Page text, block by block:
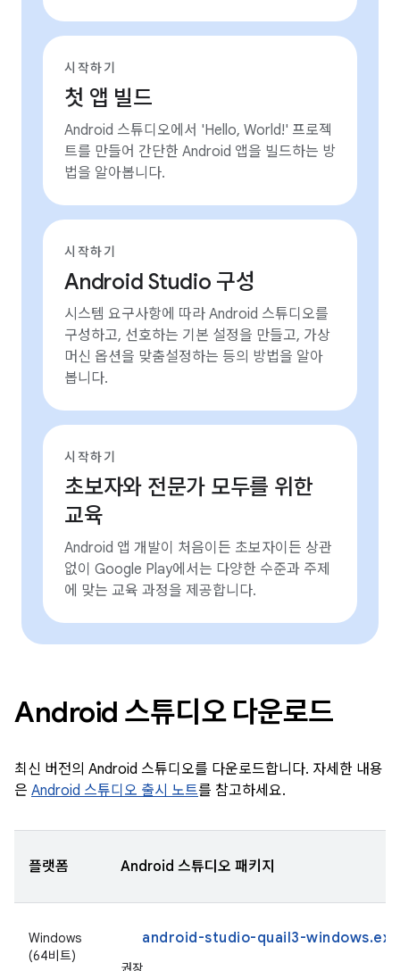
시작하기
첫 앱 빌드
Android 스튜디오에서 'Hello, World!' 프로젝
트를 만들어 간단한 Android 앱을 빌드하는 방
법을 알아봅니다.
시작하기
Android Studio 구성
시스템 요구사항에 따라 Android 스튜디오를
구성하고, 선호하는 기본 설정을 만들고, 가상
머신 옵션을 맞춤설정하는 등의 방법을 알아
봅니다.
시작하기
초보자와 전문가 모두를 위한
교육
Android 앱 개발이 처음이든 초보자이든 상관
없이 Google Play에서는 다양한 수준과 주제
에 맞는 교육 과정을 제공합니다.
Android 스튜디오 다운로드
최신 버전의 Android 스튜디오를 다운로드합니다. 자세한 내용
은 Android 스튜디오 출시 노트를 참고하세요.
플랫폼 Android 스튜디오 패키지
Windows
(64비트)
android-studio-quail3-windows.exe